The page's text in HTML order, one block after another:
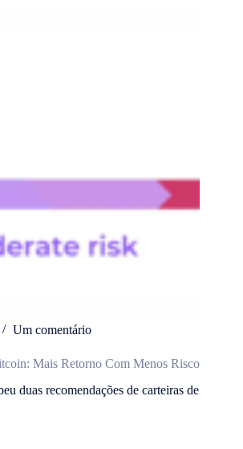
Um comentário
Mais Retorno Com Menos Risco
duas recomendações de carteiras de